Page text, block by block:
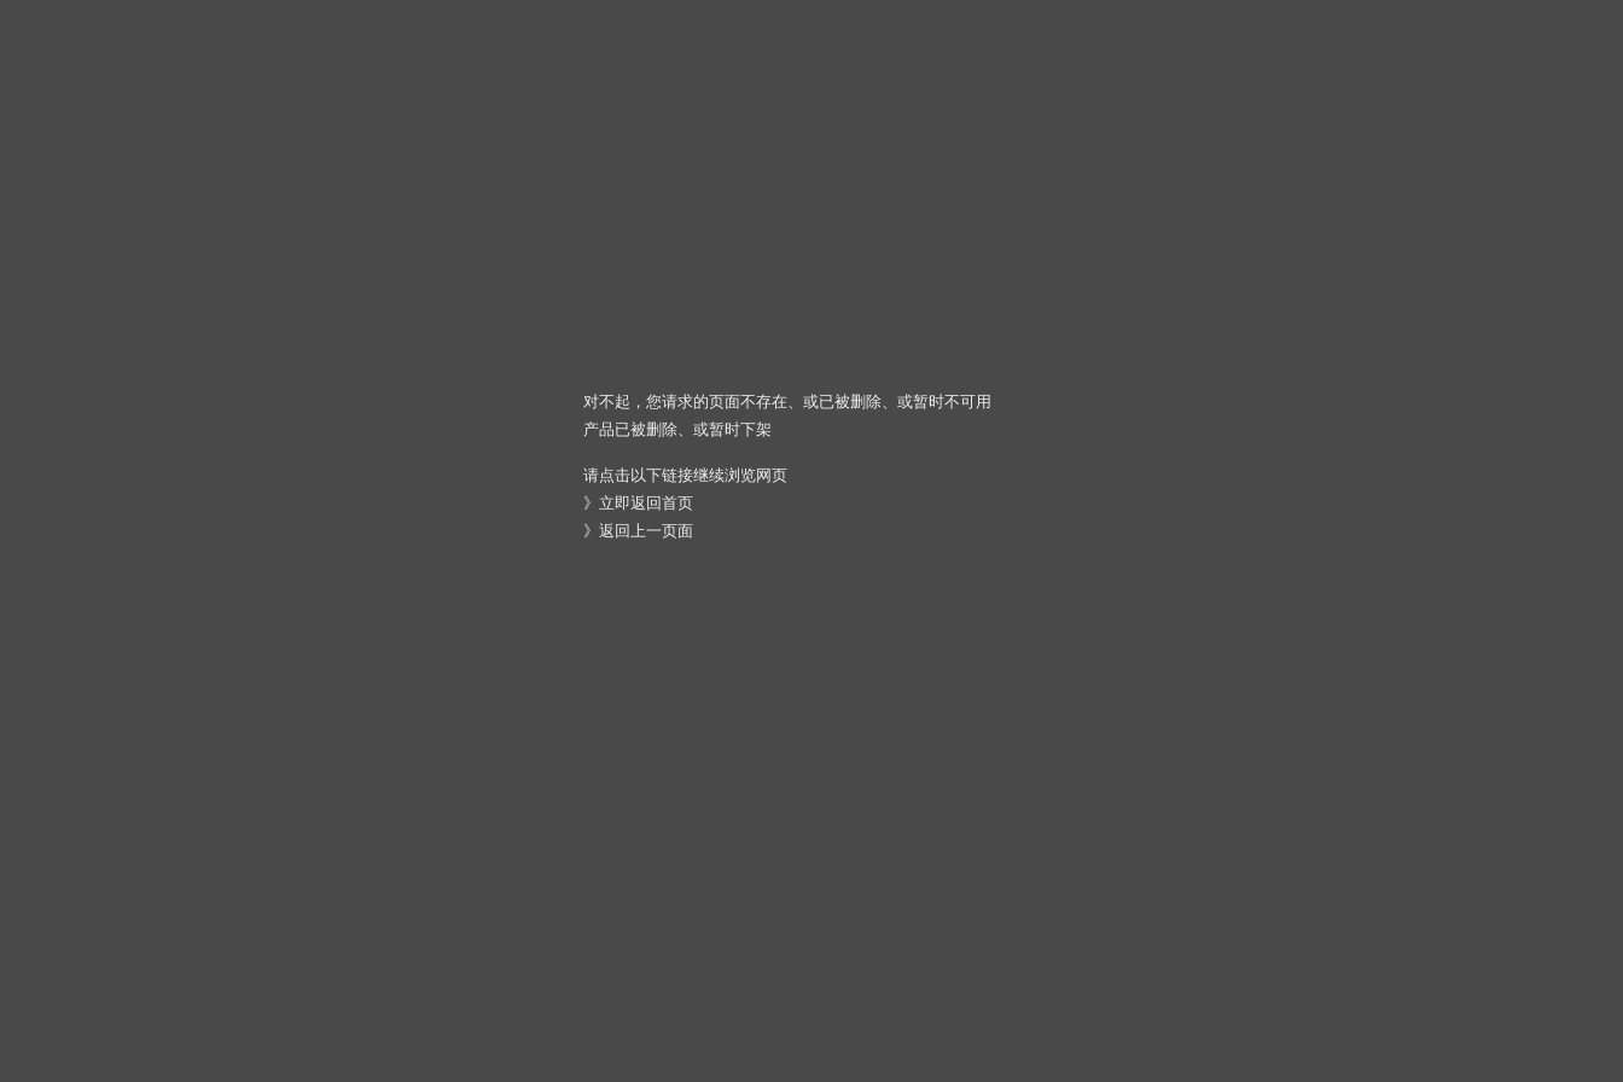
对不起，您请求的页面不存在、或已被删除、或暂时不可用
产品已被删除、或暂时下架
请点击以下链接继续浏览网页
》 立即返回首页
》 返回上一页面